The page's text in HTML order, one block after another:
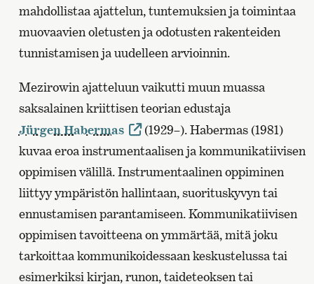
mahdollistaa ajattelun, tuntemuksien ja toimintaa
muovaavien oletusten ja odotusten rakenteiden
tunnistamisen ja uudelleen arvioinnin.
Mezirowin ajatteluun vaikutti muun muassa
saksalainen kriittisen teorian edustaja
Jürgen Habermas
(1929–). Habermas (1981)
kuvaa eroa instrumentaalisen ja kommunikatiivisen
oppimisen välillä. Instrumentaalinen oppiminen
liittyy ympäristön hallintaan, suorituskyvyn tai
ennustamisen parantamiseen. Kommunikatiivisen
oppimisen tavoitteena on ymmärtää, mitä joku
tarkoittaa kommunikoidessaan keskustelussa tai
esimerkiksi kirjan, runon, taideteoksen tai